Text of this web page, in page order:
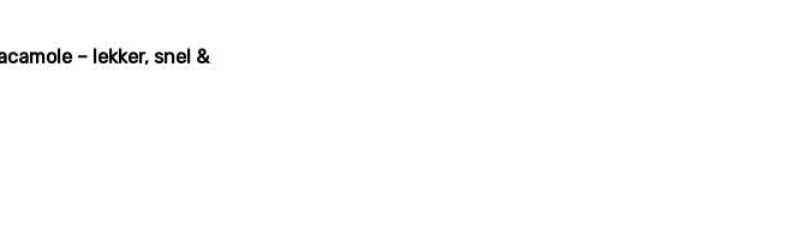
– lekker, snel &